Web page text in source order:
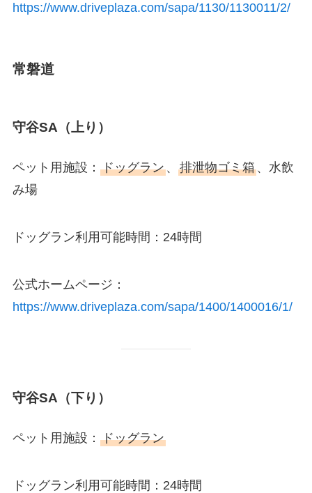
https://www.driveplaza.com/sapa/1130/1130011/2/
常磐道
守谷SA（上り）
ペット用施設： ドッグラン、 排泄物ゴミ箱、水飲
み場
ドッグラン利用可能時間：24時間
公式ホームページ：
https://www.driveplaza.com/sapa/1400/1400016/1/
守谷SA（下り）
ペット用施設： ドッグラン
ドッグラン利用可能時間：24時間